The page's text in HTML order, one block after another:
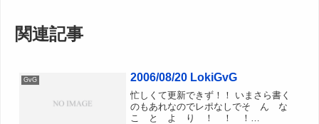
関連記事
GvG 2006/08/20 LokiGvG
忙しくて更新できず！！ いまさら書く
のもあれなのでレポなしでそ ん な
こ と よ り ！ ！ ！